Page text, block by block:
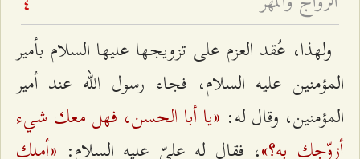
4
ولهذا، عُقد العزم على تزويجها عليها السلام بأمير
المؤمنين عليه السلام، فجاء رسول الله عند أمير
المؤمنين، وقال له: «يا أبا الحسن، فهل معك شيء
أزوّجك به؟»، فقال له عليّ عليه السلام: «أملك